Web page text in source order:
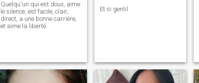
Quelqu'un qui est doux, aime
le silence, est facile, clair,
direct, a une bonne carrière,
et aime la liberté.
Et si gentil.